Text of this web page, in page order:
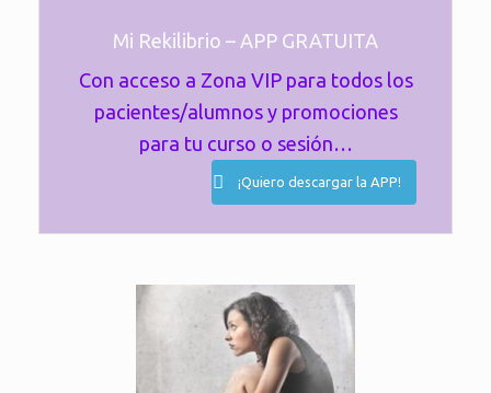
Mi Rekilibrio – APP GRATUITA
Con acceso a Zona VIP para todos los
pacientes/alumnos y promociones
para tu curso o sesión…
¡Quiero descargar la APP!